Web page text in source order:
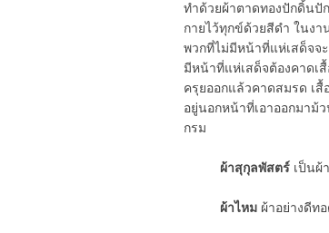
ทำด้วยผ้าตาดทองปักดิ้นปั
กายไว้ทุกข์ด้วยสีดำ ในง
พวกที่ไม่มีหน้าที่แห่เสด็จจ
มีหน้าที่แห่เสด็จต้องคาดเ
ครุยออกแล้วคาดสมรด เ
อยู่นอกหน้าที่เอาออกมาม้
กรม
ผ้าสุกุลพัสตร์ เป็นผ้
ผ้าไหม ผ้าอย่างดีท